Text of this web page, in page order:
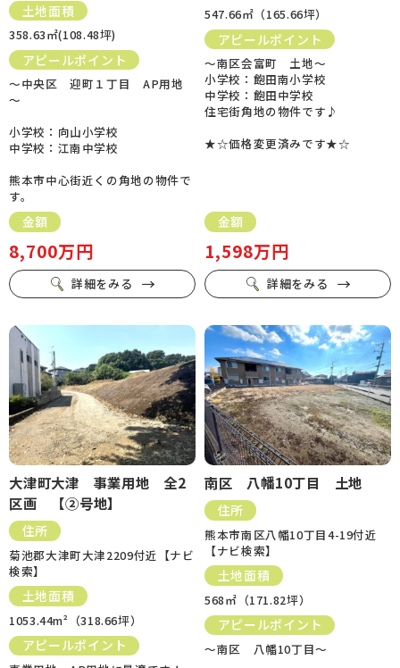
土地面積
358.63㎡(108.48坪)
アピールポイント
～中央区 迎町１丁目 AP用地
～
小学校：向山小学校
中学校：江南中学校
熊本市中心街近くの角地の物件で
す。
金額
8,700万円
詳細をみる
547.66㎡（165.66坪）
アピールポイント
～南区会富町 土地～
小学校：飽田南小学校
中学校：飽田中学校
住宅街角地の物件です♪
★☆価格変更済みです★☆
金額
1,598万円
詳細をみる
大津町大津 事業用地 全2
区画 【②号地】
住所
菊池郡大津町大津2209付近【ナビ
検索】
土地面積
1053.44m²（318.66坪）
アピールポイント
南区 八幡10丁目 土地
住所
熊本市南区八幡10丁目4-19付近
【ナビ検索】
土地面積
568㎡（171.82坪）
アピールポイント
～南区 八幡10丁目～